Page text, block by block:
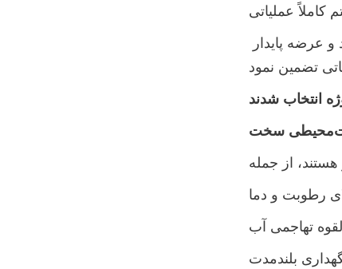
عملیاتی
رطوبت و دما
تهاجمی آب
بلندمدت